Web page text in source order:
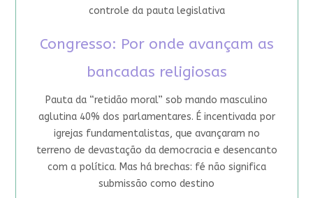
controle da pauta legislativa
Congresso: Por onde avançam as
bancadas religiosas
Pauta da “retidão moral” sob mando masculino
aglutina 40% dos parlamentares. É incentivada por
igrejas fundamentalistas, que avançaram no
terreno de devastação da democracia e desencanto
com a política. Mas há brechas: fé não significa
submissão como destino